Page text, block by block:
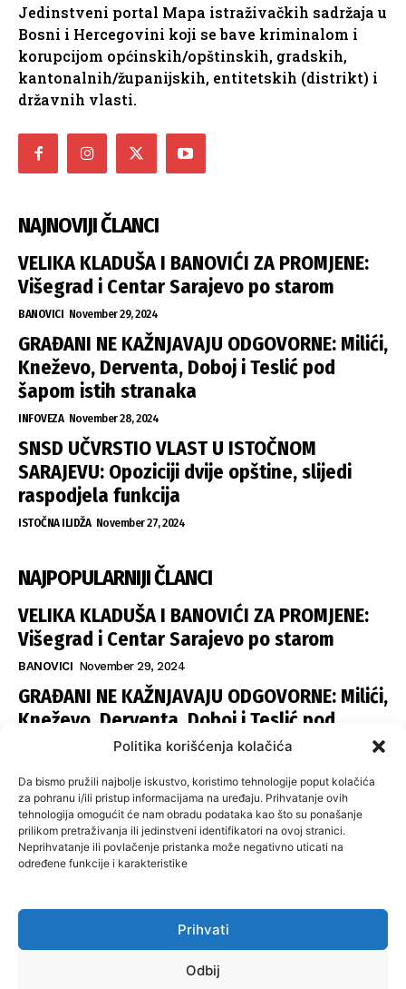
Politika korišćenja kolačića
Da bismo pružili najbolje iskustvo, koristimo tehnologije poput kolačića
za pohranu i/ili pristup informacijama na uređaju. Prihvatanje ovih
tehnologija omogućit će nam obradu podataka kao što su ponašanje
prilikom pretraživanja ili jedinstveni identifikatori na ovoj stranici.
Neprihvatanje ili povlačenje pristanka može negativno uticati na
određene funkcije i karakteristike
Prihvati
Odbij
Jedinstveni portal Mapa istraživačkih sadržaja u
Bosni i Hercegovini koji se bave kriminalom i
korupcijom općinskih/opštinskih, gradskih,
kantonalnih/županijskih, entitetskih (distrikt) i
državnih vlasti.
NAJNOVIJI ČLANCI
VELIKA KLADUŠA I BANOVIĆI ZA PROMJENE:
Višegrad i Centar Sarajevo po starom
BANOVICI November 29, 2024
GRAĐANI NE KAŽNJAVAJU ODGOVORNE: Milići,
Kneževo, Derventa, Doboj i Teslić pod
šapom istih stranaka
INFOVEZA November 28, 2024
SNSD UČVRSTIO VLAST U ISTOČNOM
SARAJEVU: Opoziciji dvije opštine, slijedi
raspodjela funkcija
ISTOČNA ILIDŽA November 27, 2024
NAJPOPULARNIJI ČLANCI
VELIKA KLADUŠA I BANOVIĆI ZA PROMJENE:
Višegrad i Centar Sarajevo po starom
BANOVICI November 29, 2024
GRAĐANI NE KAŽNJAVAJU ODGOVORNE: Milići,
Kneževo, Derventa, Doboj i Teslić pod
šapom istih stranaka
SNSD UČVRSTIO VLAST U ISTOČNOM
SARAJEVU: Opoziciji dvije opštine, slijedi
raspodjela funkcija
Politika privatnosti